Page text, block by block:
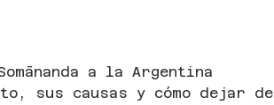
a la Argentina
sus causas y cómo dejar de